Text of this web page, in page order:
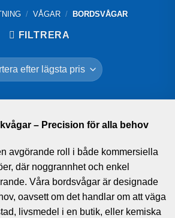
/ VÅGAR / BORDSVÅGAR
FILTRERA
– Precision för alla behov
avgörande roll i både kommersiella
där noggrannhet och enkel
Våra bordsvågar är designade
oavsett om det handlar om att väga
livsmedel i en butik, eller kemiska